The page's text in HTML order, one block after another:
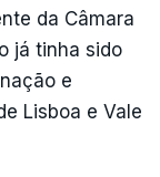
da Câmara
já tinha sido
e
Lisboa e Vale